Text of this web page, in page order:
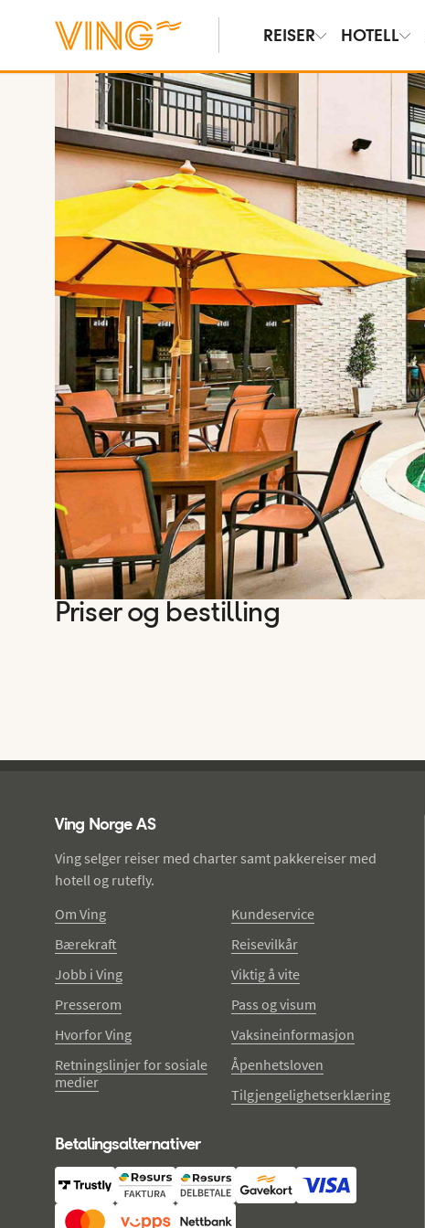
REISER HOTELL
Vis bilder
Priser og bestilling
Ving Norge AS
Ving selger reiser med charter samt pakkereiser med
hotell og rutefly.
Om Ving
Bærekraft
Jobb i Ving
Presserom
Hvorfor Ving
Retningslinjer for sosiale
medier
Kundeservice
Reisevilkår
Viktig å vite
Pass og visum
Vaksineinformasjon
Åpenhetsloven
Tilgjengelighetserklæring
Betalingsalternativer